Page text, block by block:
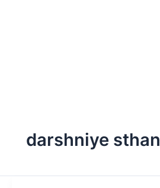
darshniye sthan